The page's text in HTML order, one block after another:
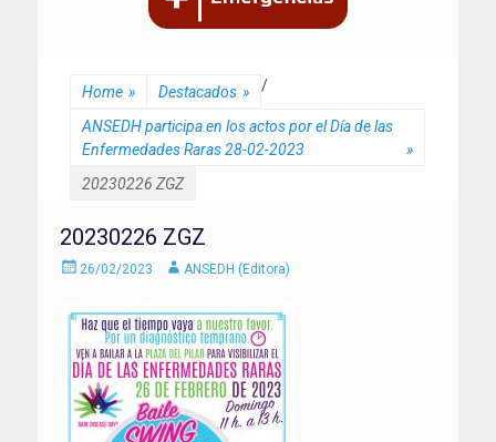
Home » Destacados » /
ANSEDH participa en los actos por el Día de las
Enfermedades Raras 28-02-2023
»
20230226 ZGZ
20230226 ZGZ
Enviado
26/02/2023 AutorANSEDH (Editora)